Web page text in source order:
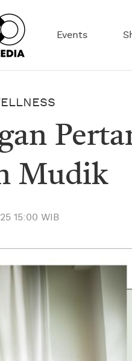
Events
Mudik
15:00 WIB